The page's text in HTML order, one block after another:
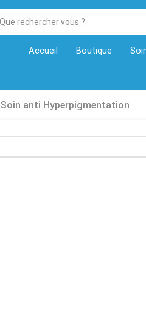
Accueil Boutique
Soin anti Hyperpigmentation